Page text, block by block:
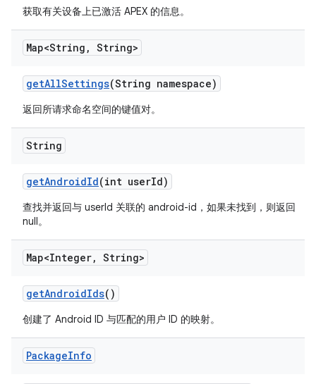
获取有关设备上已激活 APEX 的信息。
Map<String , String>
getAllSettings(String namespace)
返回所请求命名空间的键值对。
String
getAndroidId(int userId)
查找并返回与 userId 关联的 android-id，如果未找到，则返回
null。
Map<Integer, String>
getAndroidIds()
创建了 Android ID 与匹配的用户 ID 的映射。
PackageInfo